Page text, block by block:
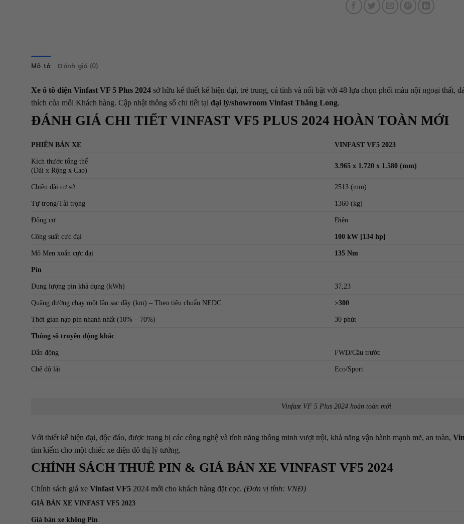
Mô tả Đánh giá (0)
Xe ô tô điện Vinfast VF 5 Plus 2024 sở hữu kế thiết kế hiện đại, trẻ trung, cá tính và nổi bật với 48 lựa chọn phối màu nội ngoại thất,
thích của mỗi Khách hàng. Cập nhật thông số chi tiết tại đại lý/showroom Vinfast Thăng Long.
ĐÁNH GIÁ CHI TIẾT VINFAST VF5 PLUS 2024 HOÀN TOÀN MỚI
PHIÊN BẢN XE VINFAST VF5 2023
Kích thước tổng thể
(Dài x Rộng x Cao)
3.965 x 1.720 x 1.580 (mm)
Chiều dài cơ sở 2513 (mm)
Tự trọng/Tải trọng 1360 (kg)
Động cơ Điện
Công suất cực đại 100 kW [134 hp]
Mô Men xoắn cực đại 135 Nm
Pin
Dung lượng pin khả dụng (kWh) 37,23
Quãng đường chạy một lần sạc đầy (km) – Theo tiêu chuẩn NEDC >300
Thời gian nạp pin nhanh nhất (10% – 70%) 30 phút
Thông số truyền động khác
Dẫn động FWD/Cầu trước
Chế độ lái Eco/Sport
Vinfast VF 5 Plus 2024 hoàn toàn mới.
Với thiết kế hiện đại, độc đáo, được trang bị các công nghệ và tính năng thông minh vượt trội, khả năng vận hành mạnh mẽ, an toàn,
tìm kiếm cho một chiếc xe điện đô thị lý tưởng.
CHÍNH SÁCH THUÊ PIN & GIÁ BÁN XE VINFAST VF5 2024
Chính sách giá xe Vinfast VF5 2024 mới cho khách hàng đặt cọc. (Đơn vị tính: VNĐ)
GIÁ BÁN XE VINFAST VF5 2023
Giá bán xe không Pin